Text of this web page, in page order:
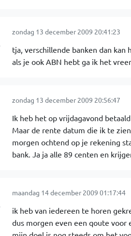
zondag 13 december 2009 20:41:23
tja, verschillende banken dan kan
als je ook ABN hebt ga ik het
zondag 13 december 2009 20:56:47
Ik heb het op vrijdagavond
Maar de rente datum die ik te
morgen ochtend op je rekening
bank. Ja ja alle 89 centen en
maandag 14 december 2009 01:17:44
ik heb van iedereen te horen
dus morgen even een qoute